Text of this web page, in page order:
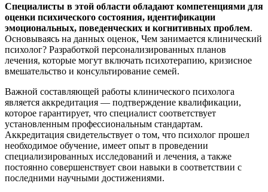
Специалисты в этой области обладают компетенциями для
оценки психического состояния, идентификации
эмоциональных, поведенческих и когнитивных проблем.
Основываясь на данных оценок, Чем занимается клинический
психолог? Разработкой персонализированных планов
лечения, которые могут включать психотерапию, кризисное
вмешательство и консультирование семей.
Важной составляющей работы клинического психолога
является аккредитация — подтверждение квалификации,
которое гарантирует, что специалист соответствует
установленным профессиональным стандартам.
Аккредитация свидетельствует о том, что психолог прошел
необходимое обучение, имеет опыт в проведении
специализированных исследований и лечения, а также
постоянно совершенствует свои навыки в соответствии с
последними научными достижениями.